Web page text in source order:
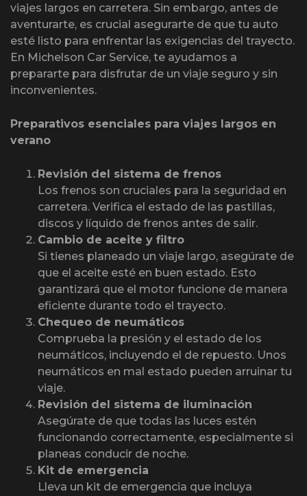
viajes largos en carretera. Sin embargo, antes de
aventurarte, es crucial asegurarte de que tu auto
esté listo para enfrentar las exigencias del trayecto.
En Michelson Car Service, te ayudamos a
prepararte para disfrutar de un viaje seguro y sin
inconvenientes.
Preparativos esenciales para viajes largos en
verano
Revisión del sistema de frenos
Los frenos son cruciales para la seguridad en
carretera. Verifica el estado de las pastillas,
discos y líquido de frenos antes de salir.
Cambio de aceite y filtro
Si tienes planeado un viaje largo, asegúrate de
que el aceite esté en buen estado. Esto
garantizará que el motor funcione de manera
eficiente durante todo el trayecto.
Chequeo de neumáticos
Comprueba la presión y el estado de los
neumáticos, incluyendo el de repuesto. Unos
neumáticos en mal estado pueden arruinar tu
viaje.
Revisión del sistema de iluminación
Asegúrate de que todas las luces estén
funcionando correctamente, especialmente si
planeas conducir de noche.
Kit de emergencia
Lleva un kit de emergencia que incluya